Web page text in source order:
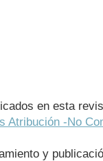
en esta
Atribución -No
y